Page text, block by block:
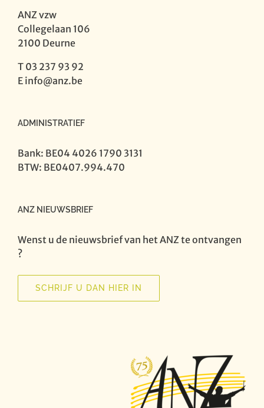
ANZ vzw
Collegelaan 106
2100 Deurne
T 03 237 93 92
E info@anz.be
ADMINISTRATIEF
Bank: BE04 4026 1790 3131
BTW: BE0407.994.470
ANZ NIEUWSBRIEF
Wenst u de nieuwsbrief van het ANZ te ontvangen
?
SCHRIJF U DAN HIER IN